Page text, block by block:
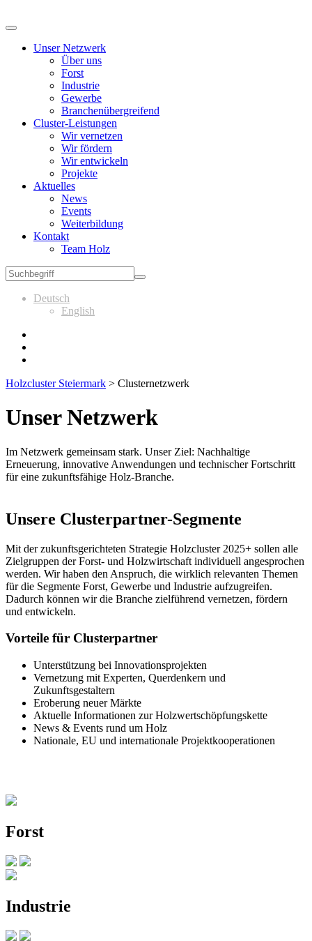
Unser Netzwerk
Über uns
Forst
Industrie
Gewerbe
Branchenübergreifend
Cluster-Leistungen
Wir vernetzen
Wir fördern
Wir entwickeln
Projekte
Aktuelles
News
Events
Weiterbildung
Kontakt
Team Holz
Deutsch
English
Holzcluster Steiermark > Clusternetzwerk
Unser Netzwerk
Im Netzwerk gemeinsam stark. Unser Ziel: Nachhaltige
Erneuerung, innovative Anwendungen und technischer Fortschritt
für eine zukunftsfähige Holz-Branche.
Unsere Clusterpartner-Segmente
Mit der zukunftsgerichteten Strategie Holzcluster 2025+ sollen alle
Zielgruppen der Forst- und Holzwirtschaft individuell angesprochen
werden. Wir haben den Anspruch, die wirklich relevanten Themen
für die Segmente Forst, Gewerbe und Industrie aufzugreifen.
Dadurch können wir die Branche zielführend vernetzen, fördern
und entwickeln.
Vorteile für Clusterpartner
Unterstützung bei Innovationsprojekten
Vernetzung mit Experten, Querdenkern und
Zukunftsgestaltern
Eroberung neuer Märkte
Aktuelle Informationen zur Holzwertschöpfungskette
News & Events rund um Holz
Nationale, EU und internationale Projektkooperationen
Forst
Industrie